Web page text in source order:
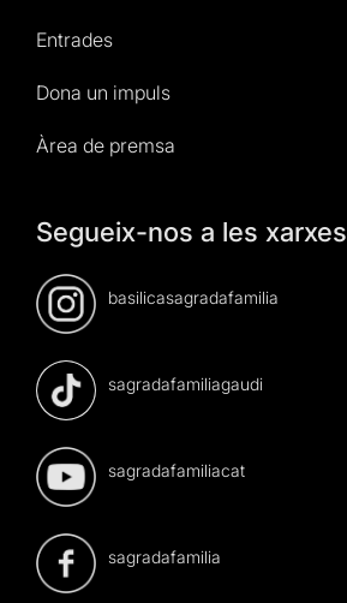
Entrades
Dona un impuls
Àrea de premsa
Segueix-nos a les xarxes
basilicasagradafamilia
sagradafamiliagaudi
sagradafamiliacat
sagradafamilia